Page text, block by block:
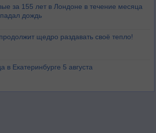
за 155 лет в Лондоне в течение месяца
дождь
щедро раздавать своё тепло!
в Екатеринбурге 5 августа